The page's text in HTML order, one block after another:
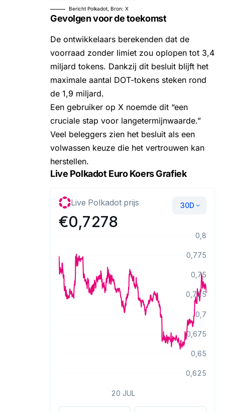
Bericht Polkadot, Bron: X
Gevolgen voor de toekomst
De ontwikkelaars berekenden dat de
voorraad zonder limiet zou oplopen tot 3,4
miljard tokens. Dankzij dit besluit blijft het
maximale aantal DOT-tokens steken rond
de 1,9 miljard.
Een gebruiker op X noemde dit “een
cruciale stap voor langetermijnwaarde.”
Veel beleggers zien het besluit als een
volwassen keuze die het vertrouwen kan
herstellen.
Live Polkadot Euro Koers Grafiek